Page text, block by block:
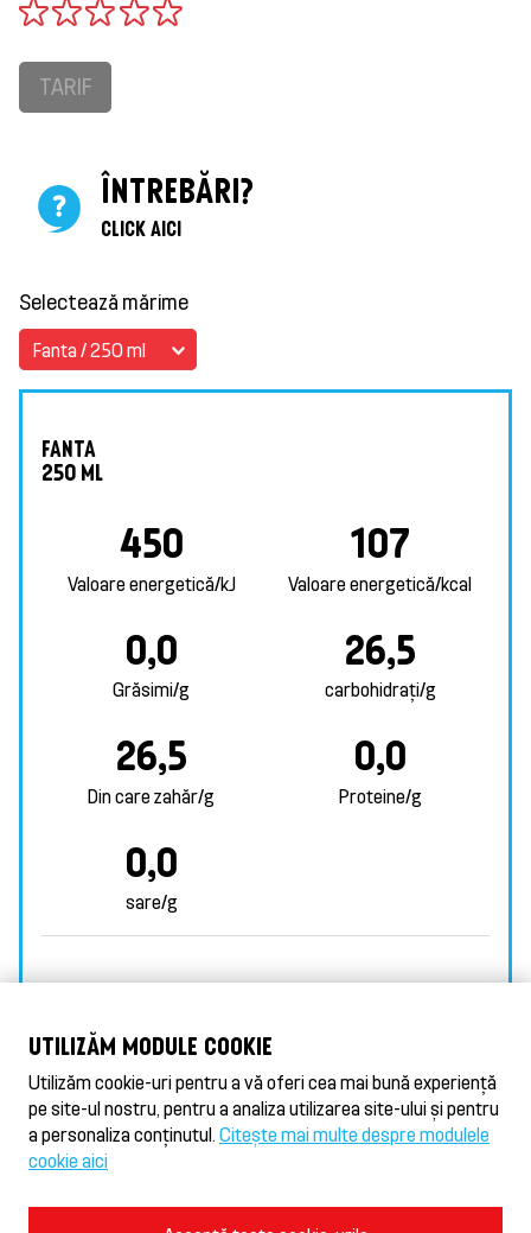
TARIF
ÎNTREBĂRI?
CLICK AICI
Selectează mărime
Fanta / 250 ml
FANTA
250 ML
450
Valoare energetică/kJ
107
Valoare energetică/kcal
0,0
Grăsimi/g
26,5
carbohidrați/g
26,5
Din care zahăr/g
0,0
Proteine/g
0,0
sare/g
VALORII NUTRITIONALE
Condiții de utilizare și norme de confidențialitate
UTILIZĂM MODULE COOKIE
Utilizăm cookie-uri pentru a vă oferi cea mai bună experiență
pe site-ul nostru, pentru a analiza utilizarea site-ului și pentru
a personaliza conținutul. Citește mai multe despre modulele
cookie aici